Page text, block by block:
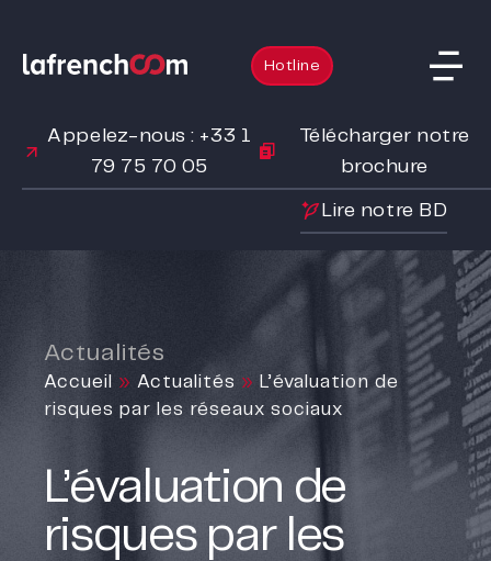
Hotline
Appelez-nous : +33 1
79 75 70 05
Télécharger notre
brochure
Lire notre BD
Actualités
Accueil » Actualités » L’évaluation de
risques par les réseaux sociaux
L’évaluation de
risques par les